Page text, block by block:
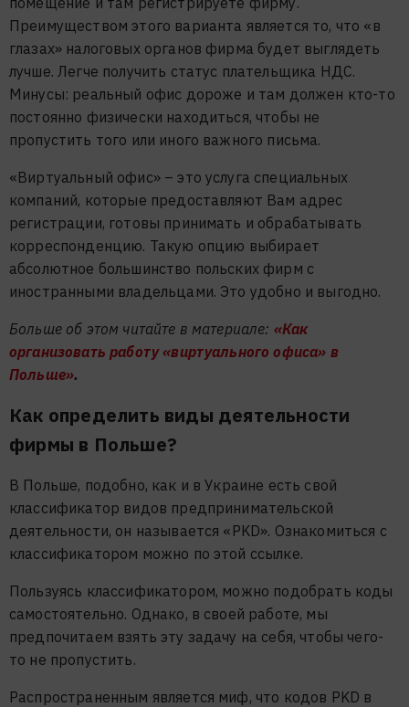
Преимуществом этого варианта является то, что «в
глазах» налоговых органов фирма будет выглядеть
лучше. Легче получить статус плательщика НДС.
Минусы: реальный офис дороже и там должен кто-то
постоянно физически находиться, чтобы не
пропустить того или иного важного письма.
«Виртуальный офис» – это услуга специальных
компаний, которые предоставляют Вам адрес
регистрации, готовы принимать и обрабатывать
корреспонденцию. Такую опцию выбирает
абсолютное большинство польских фирм с
иностранными владельцами. Это удобно и выгодно.
Больше об этом читайте в материале: «Как
организовать работу «виртуального офиса» в
Польше».
Как определить виды деятельности
фирмы в Польше?
В Польше, подобно, как и в Украине есть свой
классификатор видов предпринимательской
деятельности, он называется «PKD». Ознакомиться с
классификатором можно по этой ссылке.
Пользуясь классификатором, можно подобрать коды
самостоятельно. Однако, в своей работе, мы
предпочитаем взять эту задачу на себя, чтобы чего-
то не пропустить.
Распространенным является миф, что кодов PKD в